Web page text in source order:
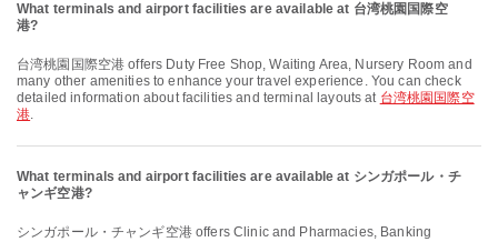
What terminals and airport facilities are available at 台湾桃園国際空
港?
台湾桃園国際空港 offers Duty Free Shop, Waiting Area, Nursery Room and
many other amenities to enhance your travel experience. You can check
detailed information about facilities and terminal layouts at 台湾桃園国際空
港.
What terminals and airport facilities are available at シンガポール・チ
ャンギ空港?
シンガポール・チャンギ空港 offers Clinic and Pharmacies, Banking